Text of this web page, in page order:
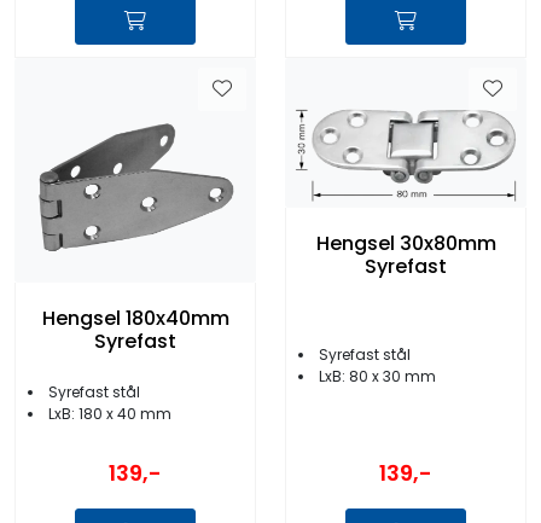
Hengsel 180x40mm
Syrefast
Syrefast stål
LxB: 180 x 40 mm
139,-
Hengsel 30x80mm
Syrefast
Syrefast stål
LxB: 80 x 30 mm
139,-